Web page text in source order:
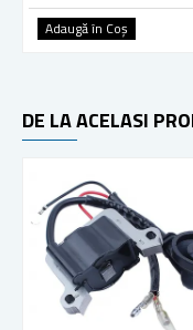
Adaugă în Coş
DE LA ACELASI